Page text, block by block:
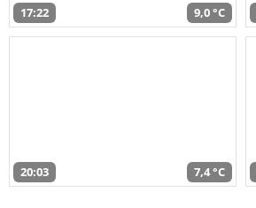
17:22 9,0 °C
20:03 7,4 °C